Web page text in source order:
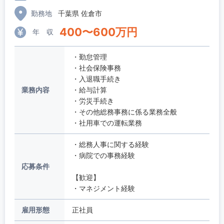
勤務地 千葉県 佐倉市
年 収 400〜600万円
業務内容
・勤怠管理
・社会保険事務
・入退職手続き
・給与計算
・労災手続き
・その他総務事務に係る業務全般
・社用車での運転業務
応募条件
・総務人事に関する経験
・病院での事務経験
【歓迎】
・マネジメント経験
雇用形態 正社員